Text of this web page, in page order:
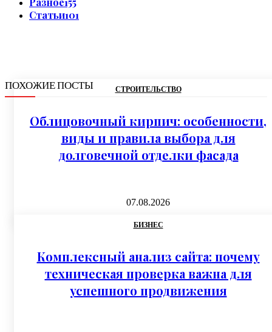
Статьи101
ПОХОЖИЕ ПОСТЫ СТРОИТЕЛЬСТВО
Облицовочный кирпич: особенности,
виды и правила выбора для
долговечной отделки фасада
07.08.2026
БИЗНЕС
Комплексный анализ сайта: почему
техническая проверка важна для
успешного продвижения